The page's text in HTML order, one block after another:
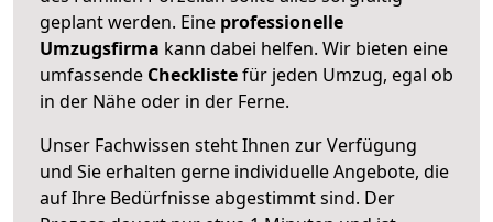
geplant werden. Eine professionelle
Umzugsfirma kann dabei helfen. Wir bieten eine
umfassende Checklistefür jeden Umzug, egal ob
in der Nähe oder in der Ferne.
Unser Fachwissen steht Ihnen zur Verfügung
und Sie erhalten gerne individuelle Angebote, die
auf Ihre Bedürfnisse abgestimmt sind. Der